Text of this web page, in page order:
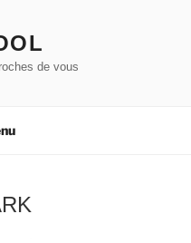
de vous